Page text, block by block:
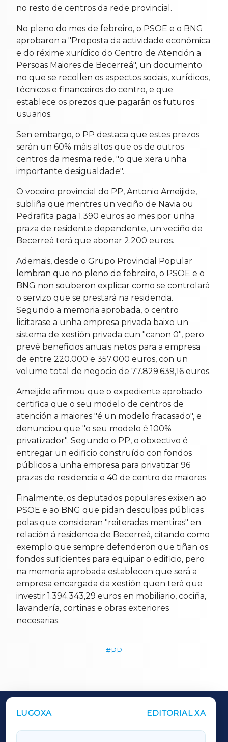
no resto de centros da rede provincial.
No pleno do mes de febreiro, o PSOE e o BNG
aprobaron a "Proposta da actividade económica
e do réxime xurídico do Centro de Atención a
Persoas Maiores de Becerreá", un documento
no que se recollen os aspectos sociais, xurídicos,
técnicos e financeiros do centro, e que
establece os prezos que pagarán os futuros
usuarios.
Sen embargo, o PP destaca que estes prezos
serán un 60% máis altos que os de outros
centros da mesma rede, "o que xera unha
importante desigualdade".
O voceiro provincial do PP, Antonio Ameijide,
subliña que mentres un veciño de Navia ou
Pedrafita paga 1.390 euros ao mes por unha
praza de residente dependente, un veciño de
Becerreá terá que abonar 2.200 euros.
Ademais, desde o Grupo Provincial Popular
lembran que no pleno de febreiro, o PSOE e o
BNG non souberon explicar como se controlará
o servizo que se prestará na residencia.
Segundo a memoria aprobada, o centro
licitarase a unha empresa privada baixo un
sistema de xestión privada cun "canon 0", pero
prevé beneficios anuais netos para a empresa
de entre 220.000 e 357.000 euros, con un
volume total de negocio de 77.829.639,16 euros.
Ameijide afirmou que o expediente aprobado
certifica que o seu modelo de centros de
atención a maiores "é un modelo fracasado", e
denunciou que "o seu modelo é 100%
privatizador". Segundo o PP, o obxectivo é
entregar un edificio construído con fondos
públicos a unha empresa para privatizar 96
prazas de residencia e 40 de centro de maiores.
Finalmente, os deputados populares exixen ao
PSOE e ao BNG que pidan desculpas públicas
polas que consideran "reiteradas mentiras" en
relación á residencia de Becerreá, citando como
exemplo que sempre defenderon que tiñan os
fondos suficientes para equipar o edificio, pero
na memoria aprobada establecen que será a
empresa encargada da xestión quen terá que
investir 1.394.343,29 euros en mobiliario, cociña,
lavandería, cortinas e obras exteriores
necesarias.
PP
LUGOXA EDITORIAL XA
OUTROS PERIÓDICOS